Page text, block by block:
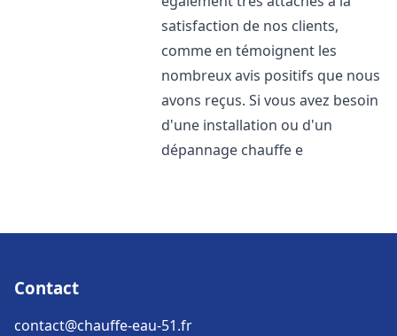
satisfaction de nos clients,
comme en témoignent les
nombreux avis positifs que nous
avons reçus. Si vous avez besoin
d'une installation ou d'un
dépannage chauffe e
Contact
contact@chauffe-eau-51.fr